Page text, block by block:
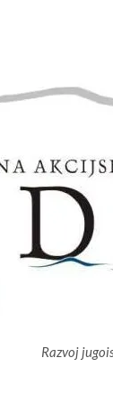
Razvoj